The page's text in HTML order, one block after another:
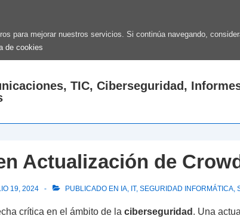
para mejorar nuestros servicios. Si continúa navegando,
de cookies
TIC, Ciberseguridad,
Actualización de
19, 2024 PUBLICADO EN IA IT, SEGURIDAD INFORMÁTICA
crítica en el ámbito de la ciberseguridad . Una